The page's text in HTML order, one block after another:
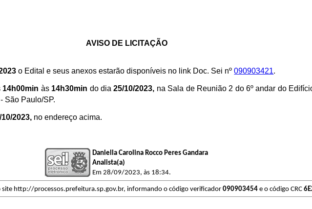
AVISO DE LICITAÇÃO
o Edital e seus anexos estarão disponíveis no link Doc. Sei nº090903421.
14h00min às14h30min do dia25/10/2023, na Sala de Reunião 2 do 6º andar do
São Paulo/SP.
10/2023, no endereço acima.
Daniella Carolina Rocco Peres Gandara
Analista(a)
Em 28/09/2023, às 18:34.
http://processos.prefeitura.sp.gov.br, informando o código verificador090903454 e o código CRC